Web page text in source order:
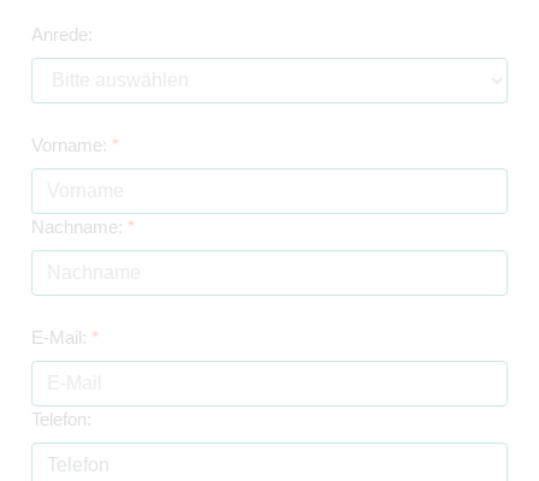
Anrede:
Vorname: *
Nachname: *
E-Mail: *
Telefon: